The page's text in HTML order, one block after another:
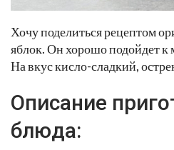
Хочу поделиться рецептом
яблок. Он хорошо подойдет
На вкус кисло-сладкий,
Описание
блюда: